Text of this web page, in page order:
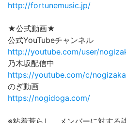
http://fortunemusic.jp/
★公式動画★
公式YouTubeチャンネル
http://youtube.com/user/
乃木坂配信中
https://youtube.com/c/
のぎ動画
https://nogidoga.com/